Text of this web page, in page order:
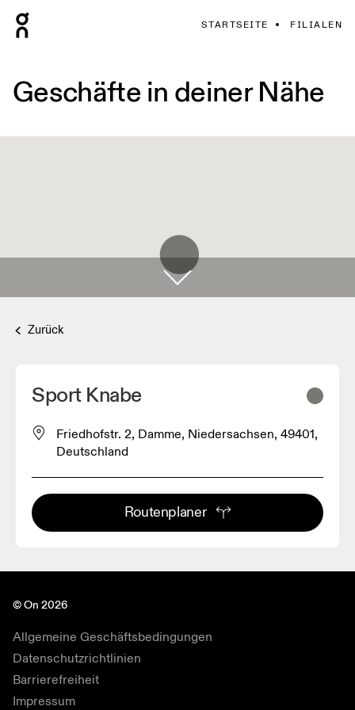
STARTSEITE FILIALEN
Geschäfte in deiner Nähe
Zurück
Sport Knabe
Friedhofstr. 2, Damme, Niedersachsen, 49401,
Deutschland
Routenplaner
© On 2026
Allgemeine Geschäftsbedingungen
Datenschutzrichtlinien
Barrierefreiheit
Impressum